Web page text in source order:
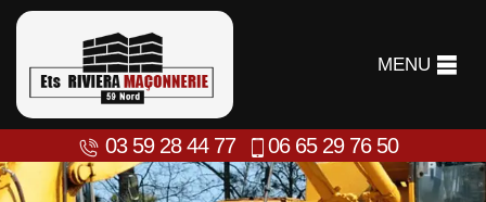
MENU
03 59 28 44 77 06 65 29 76 50